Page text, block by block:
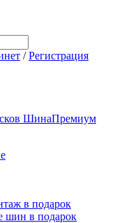
/Регистрация
в подарок
шин в подарок